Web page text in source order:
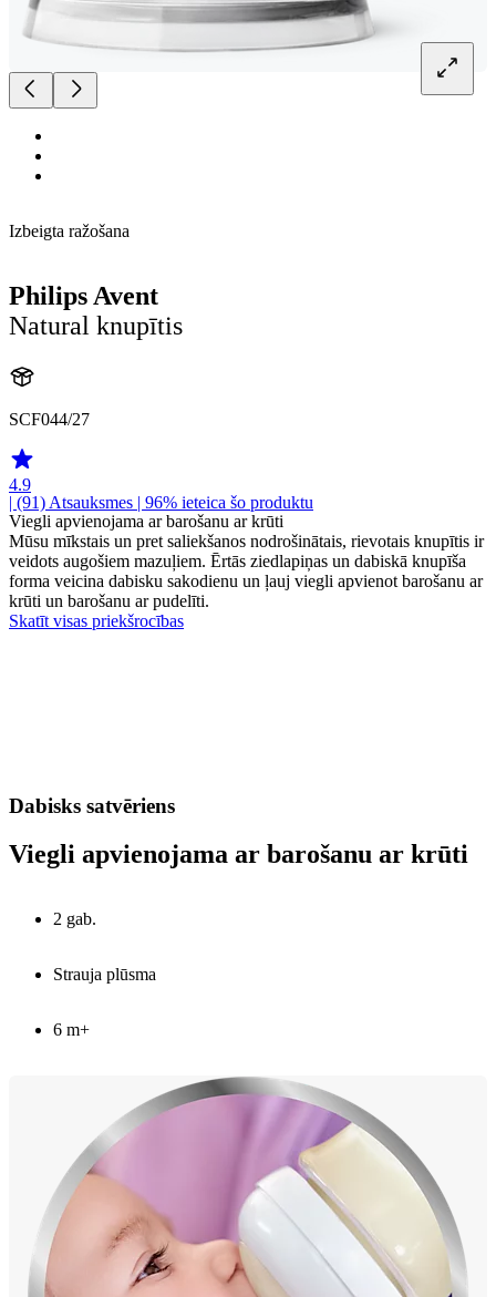
Izbeigta ražošana
Philips Avent
Natural knupītis
SCF044/27
4.9
| (91) Atsauksmes | 96% ieteica šo produktu
Viegli apvienojama ar barošanu ar krūti
Mūsu mīkstais un pret saliekšanos nodrošinātais, rievotais knupītis ir
veidots augošiem mazuļiem. Ērtās ziedlapiņas un dabiskā knupīša
forma veicina dabisku sakodienu un ļauj viegli apvienot barošanu ar
krūti un barošanu ar pudelīti.
Skatīt visas priekšrocības
Dabisks satvēriens
Viegli apvienojama ar barošanu ar krūti
2 gab.
Strauja plūsma
6 m+